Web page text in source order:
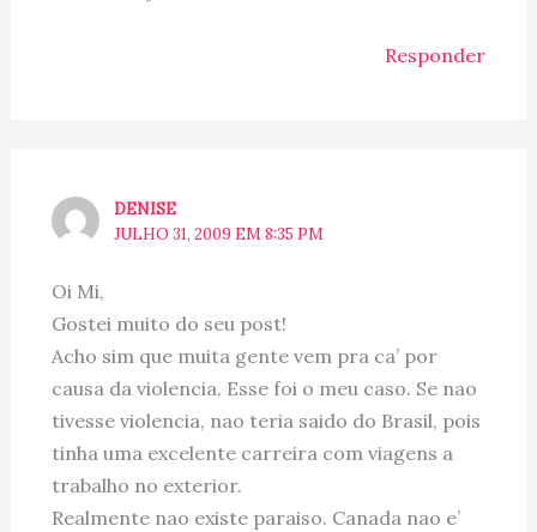
Responder
DENISE
JULHO 31, 2009 EM 8:35 PM
Oi Mi,
Gostei muito do seu post!
Acho sim que muita gente vem pra ca’ por
causa da violencia. Esse foi o meu caso. Se nao
tivesse violencia, nao teria saido do Brasil, pois
tinha uma excelente carreira com viagens a
trabalho no exterior.
Realmente nao existe paraiso. Canada nao e’